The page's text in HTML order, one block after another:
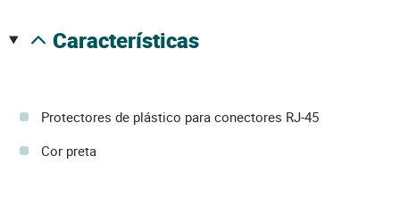
características
Protectores de plástico para conectores RJ-45
Cor preta